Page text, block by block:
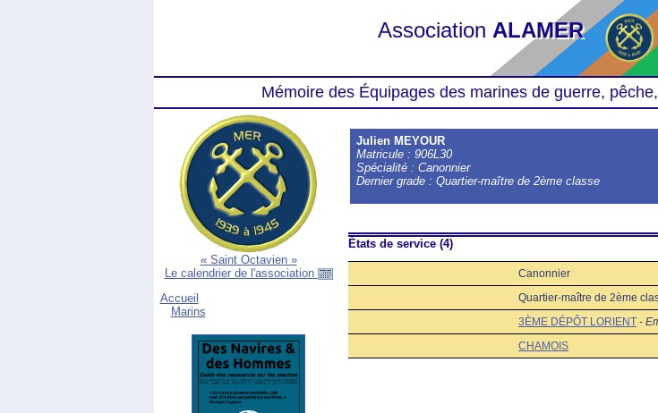
Association ALAMER
Mémoire des Équipages des marines de guerre,
« Saint Octavien »
Le calendrier de l'association
Accueil
Marins
Julien MEYOUR
Matricule : 906L30
Spécialité : Canonnier
Dernier grade : Quartier-maître de 2ème classe
États de service (4)
Canonnier
Quartier-maître de 2ème
3ÈME DÉPÔT LORIENT -
CHAMOIS